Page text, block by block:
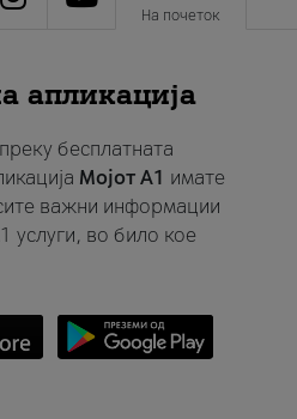
На почеток
апликација
бесплатната
Мојот A1 имате
важни информации
услуги, во било кое